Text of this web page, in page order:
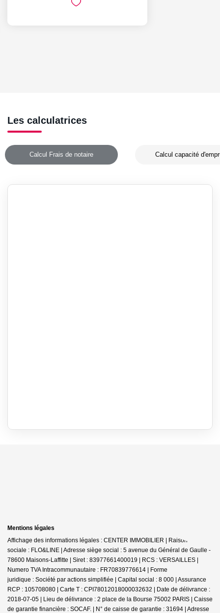
Les calculatrices
Calcul Frais de notaire Calcul capacité
Mentions légales
Affichage des informations légales : CENTER IMMOBILIER | Raison
sociale : FLO&LINE | Adresse siège social : 5 avenue du Général de Gaulle -
78600 Maisons-Laffitte | Siret : 83977661400019 | RCS : VERSAILLES |
Numero TVA Intracommunautaire : FR70839776614 | Forme
juridique : Société par actions simplifiée | Capital social : 8 000 | Assurance
RCP : 105708080 | Carte T : CPI78012018000032632 | Date de délivrance :
2018-07-05 | Lieu de délivrance : 2 place de la Bourse 75002 PARIS | Caisse
de garantie financière : SOCAF. | N° de caisse de garantie : 31694 | Adresse